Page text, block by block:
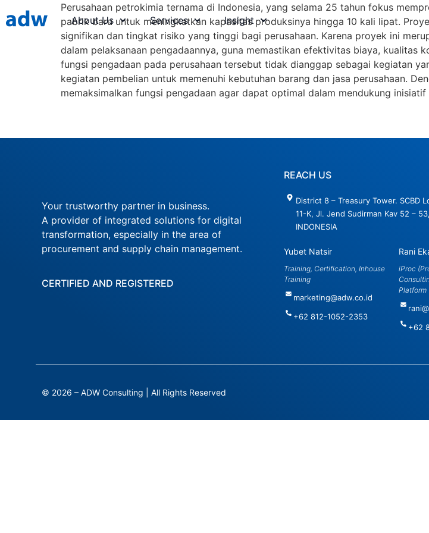
About Us Services Insight
Perusahaan petrokimia ternama di Indonesia, yang selama 25 tahun fokus
pabrik baru untuk meningkatkan kapasitas produksinya hingga 10 kali lipat.
signifikan dan tingkat risiko yang tinggi bagi perusahaan. Karena proyek ini
dalam pelaksanaan pengadaannya, guna memastikan efektivitas biaya, kualitas
fungsi pengadaan pada perusahaan tersebut tidak dianggap sebagai kegiatan
kegiatan pembelian untuk memenuhi kebutuhan barang dan jasa perusahaan.
memaksimalkan fungsi pengadaan agar dapat optimal dalam mendukung
Your trustworthy partner in business.
A provider of integrated solutions for digital
transformation, especially in the area of ​​
procurement and supply chain management.
CERTIFIED AND REGISTERED
REACH US
District 8 – Treasury Tower. SCBD
11-K, Jl. Jend Sudirman Kav 52 –
INDONESIA
Yubet Natsir
Training, Certification, Inhouse
Training
marketing@adw.co.id
+62 812-1052-2353
Rani
iProc
Platform
‪+62
© 2026 – ADW Consulting | All Rights Reserved